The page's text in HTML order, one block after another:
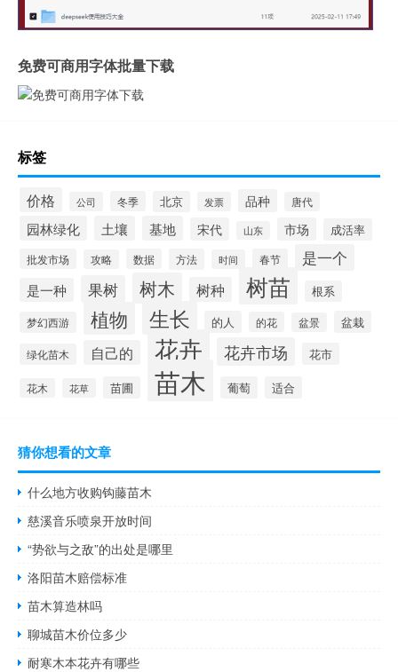
免费可商用字体批量下载
标签
价格 公司 冬季 北京 发票 品种 唐代
园林绿化 土壤 基地 宋代 山东 市场 成活率
批发市场 攻略 数据 方法 时间 春节 是一个
是一种 果树 树木 树种 树苗
根系
梦幻西游
植物 生长 的人 的花 盆景 盆栽
绿化苗木 自己的 花卉 花卉市场 花市
花木 花草 苗圃 苗木 葡萄 适合
猜你想看的文章
什么地方收购钩藤苗木
慈溪音乐喷泉开放时间
“势欲与之敌”的出处是哪里
洛阳苗木赔偿标准
苗木算造林吗
聊城苗木价位多少
耐寒木本花卉有哪些